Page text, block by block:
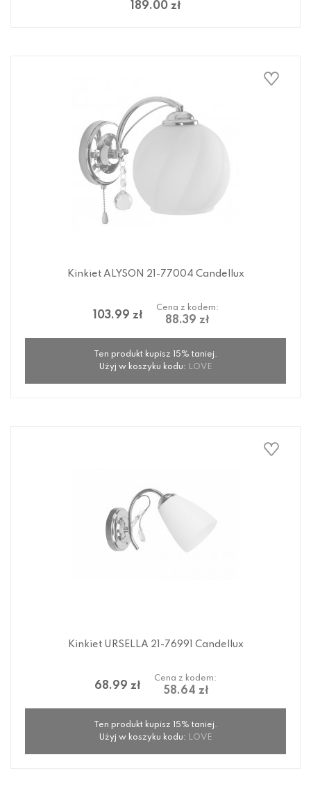
189.00 zł
Kinkiet ALYSON 21-77004 Candellux
103.99 zł
Cena z kodem:
88.39 zł
Ten produkt kupisz 15% taniej.
Użyj w koszyku kodu: LOVE
Kinkiet URSELLA 21-76991 Candellux
68.99 zł
Cena z kodem:
58.64 zł
Ten produkt kupisz 15% taniej.
Użyj w koszyku kodu: LOVE